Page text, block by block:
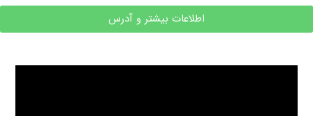
اطلاعات بیشتر و آدرس